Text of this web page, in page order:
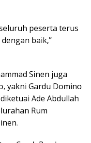
peserta terus
baik,”
Sinen juga
yakni Gardu Domino
Ade Abdullah
Rum